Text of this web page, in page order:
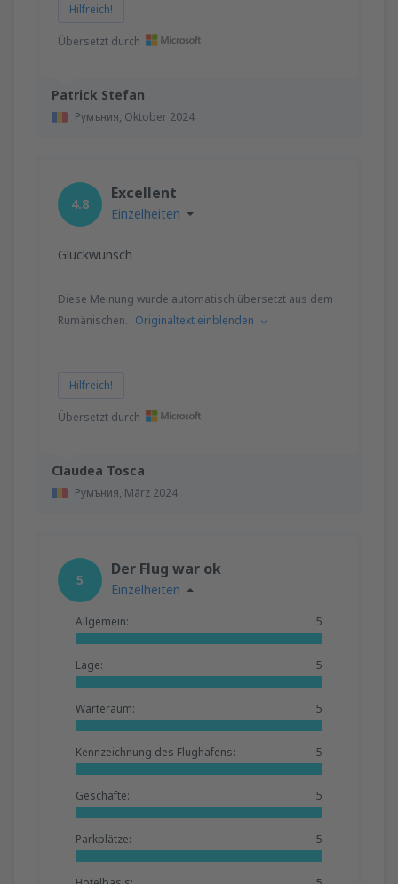
Patrick Stefan
Румъния, Oktober 2024
Hilfreich!
Übersetzt durch
Claudea Tosca
Румъния, März 2024
4.8
Excellent
Einzelheiten
Glückwunsch
Diese Meinung wurde automatisch übersetzt aus dem
Rumänischen. Originaltext einblenden
Hilfreich!
Übersetzt durch
5
Der Flug war ok
Einzelheiten
Allgemein: 5
Lage: 5
Warteraum: 5
Kennzeichnung des Flughafens: 5
Geschäfte: 5
Parkplätze: 5